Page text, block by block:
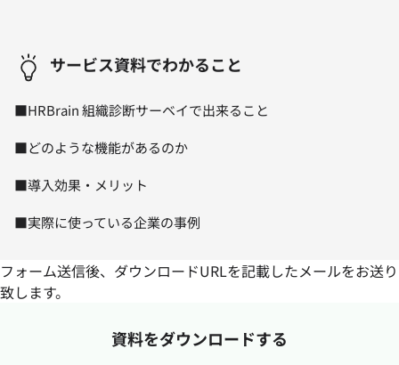
サービス資料でわかること
■HRBrain 組織診断サーベイで出来ること
■どのような機能があるのか
■導入効果・メリット
■実際に使っている企業の事例
フォーム送信後、ダウンロードURLを記載したメールをお送り
致します。
資料をダウンロードする